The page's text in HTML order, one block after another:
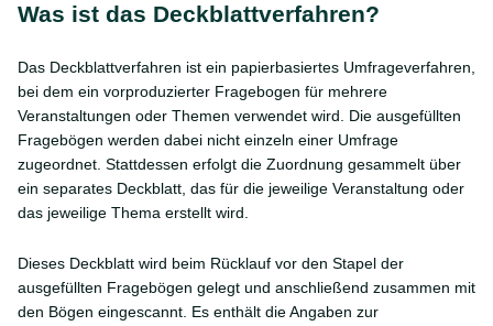
Was ist das Deckblattverfahren?
Das Deckblattverfahren ist ein papierbasiertes Umfrageverfahren,
bei dem ein vorproduzierter Fragebogen für mehrere
Veranstaltungen oder Themen verwendet wird. Die ausgefüllten
Fragebögen werden dabei nicht einzeln einer Umfrage
zugeordnet. Stattdessen erfolgt die Zuordnung gesammelt über
ein separates Deckblatt, das für die jeweilige Veranstaltung oder
das jeweilige Thema erstellt wird.
Dieses Deckblatt wird beim Rücklauf vor den Stapel der
ausgefüllten Fragebögen gelegt und anschließend zusammen mit
den Bögen eingescannt. Es enthält die Angaben zur